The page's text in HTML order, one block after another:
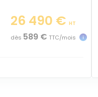
26 490 € HT
dès 589 € TTC/mois